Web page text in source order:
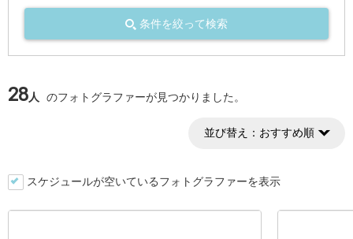
条件を絞って検索
28人 のフォトグラファーが見つかりました。
並び替え： おすすめ順
スケジュールが空いているフォトグラファーを表示